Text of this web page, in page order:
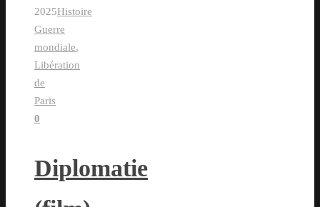
2025Histoire
Guerre
mondiale,
Libération
de
Paris
0
Diplomatie